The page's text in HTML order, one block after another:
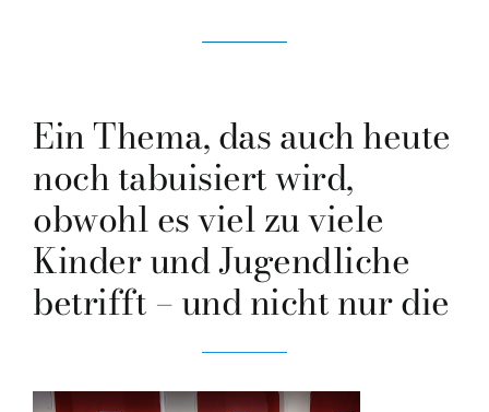
Ein Thema, das auch heute
noch tabuisiert wird,
obwohl es viel zu viele
Kinder und Jugendliche
betrifft – und nicht nur die